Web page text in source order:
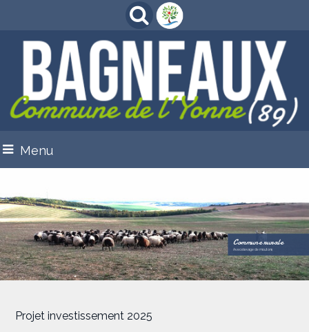
Menu
Commune rurale
Avec élevage de moutons
Projet investissement 2025